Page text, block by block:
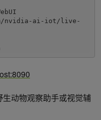
nvidia-ai-iot/live-
动物观察助手或视觉辅